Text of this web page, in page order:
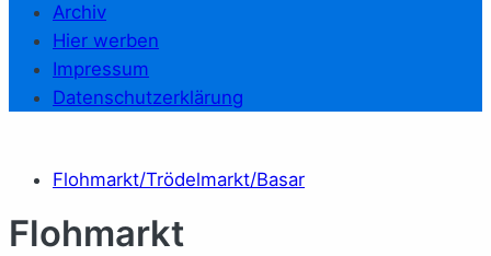
Archiv
Hier werben
Impressum
Datenschutzerklärung
Flohmarkt/Trödelmarkt/Basar
Flohmarkt